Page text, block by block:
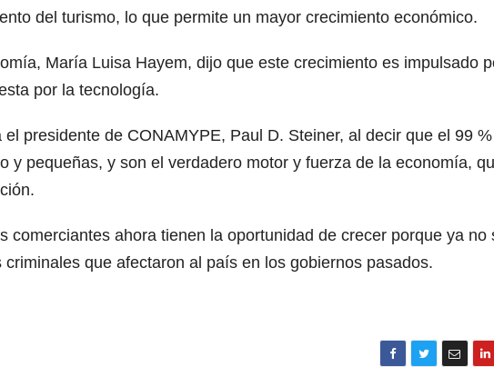
del turismo, lo que permite un mayor crecimiento económico.
María Luisa Hayem, dijo que este crecimiento es impulsado
por la tecnología.
presidente de CONAMYPE, Paul D. Steiner, al decir que el 99
y pequeñas, y son el verdadero motor y fuerza de la economía,
comerciantes ahora tienen la oportunidad de crecer porque ya no
que afectaron al país en los gobiernos pasados.